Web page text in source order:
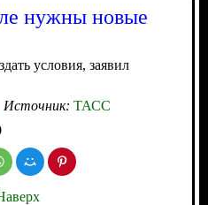
нужны новые
условия, заявил
Источник: ТАСС